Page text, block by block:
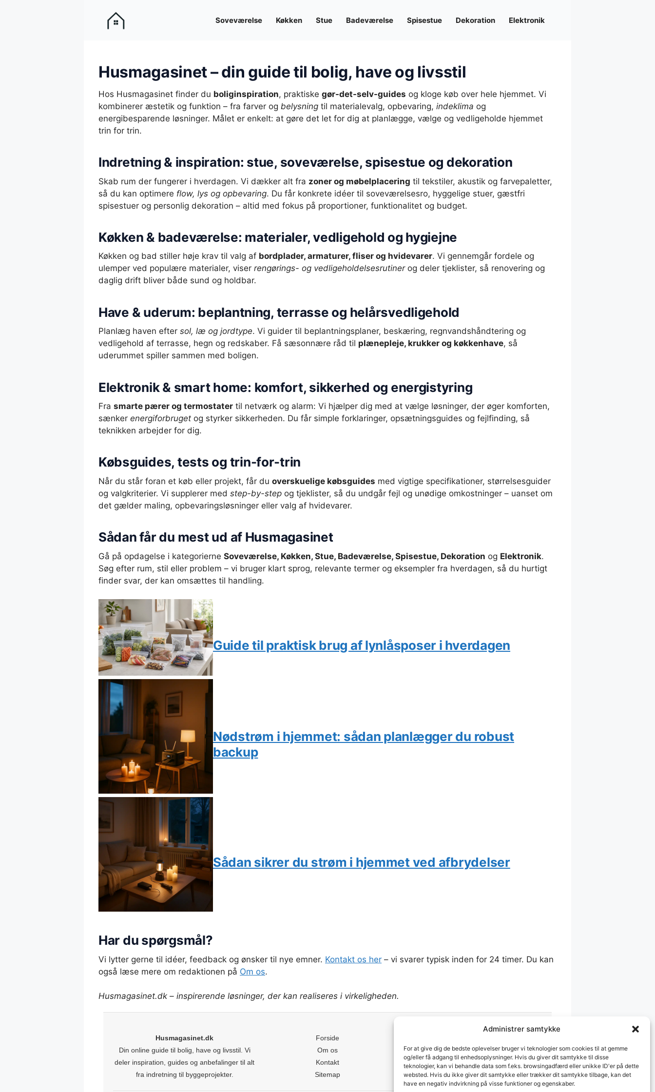
Administrer samtykke
For at give dig de bedste oplevelser bruger vi teknologier som cookies til at gemme
og/eller få adgang til enhedsoplysninger. Hvis du giver dit samtykke til disse
teknologier, kan vi behandle data som f.eks. browsingadfærd eller unikke ID'er på dette
websted. Hvis du ikke giver dit samtykke eller trækker dit samtykke tilbage, kan det
have en negativ indvirkning på visse funktioner og egenskaber.
Soveværelse Køkken Stue Badeværelse Spisestue Dekoration Elektronik
Husmagasinet – din guide til bolig, have og livsstil
Hos Husmagasinet finder du boliginspiration, praktiske gør-det-selv-guides og kloge køb over hele hjemmet. Vi
kombinerer æstetik og funktion – fra farver og belysning til materialevalg, opbevaring, indeklima og
energibesparende løsninger. Målet er enkelt: at gøre det let for dig at planlægge, vælge og vedligeholde hjemmet
trin for trin.
Indretning & inspiration: stue, soveværelse, spisestue og dekoration
Skab rum der fungerer i hverdagen. Vi dækker alt fra zoner og møbelplacering til tekstiler, akustik og farvepaletter,
så du kan optimere flow, lys og opbevaring. Du får konkrete idéer til soveværelsesro, hyggelige stuer, gæstfri
spisestuer og personlig dekoration – altid med fokus på proportioner, funktionalitet og budget.
Køkken & badeværelse: materialer, vedligehold og hygiejne
Køkken og bad stiller høje krav til valg af bordplader, armaturer, fliser og hvidevarer. Vi gennemgår fordele og
ulemper ved populære materialer, viser rengørings- og vedligeholdelsesrutinerog deler tjeklister, så renovering og
daglig drift bliver både sund og holdbar.
Have & uderum: beplantning, terrasse og helårsvedligehold
Planlæg haven efter sol, læ og jordtype. Vi guider til beplantningsplaner, beskæring, regnvandshåndtering og
vedligehold af terrasse, hegn og redskaber. Få sæsonnære råd til plænepleje, krukker og køkkenhave, så
uderummet spiller sammen med boligen.
Elektronik & smart home: komfort, sikkerhed og energistyring
Fra smarte pærer og termostater til netværk og alarm: Vi hjælper dig med at vælge løsninger, der øger komforten,
sænker energiforbruget og styrker sikkerheden. Du får simple forklaringer, opsætningsguides og fejlfinding, så
teknikken arbejder for dig.
Købsguides, tests og trin-for-trin
Når du står foran et køb eller projekt, får du overskuelige købsguides med vigtige specifikationer, størrelsesguider
og valgkriterier. Vi supplerer med step-by-step og tjeklister, så du undgår fejl og unødige omkostninger – uanset om
det gælder maling, opbevaringsløsninger eller valg af hvidevarer.
Sådan får du mest ud af Husmagasinet
Gå på opdagelse i kategorierne Soveværelse, Køkken, Stue, Badeværelse, Spisestue, Dekoration og Elektronik.
Søg efter rum, stil eller problem – vi bruger klart sprog, relevante termer og eksempler fra hverdagen, så du hurtigt
finder svar, der kan omsættes til handling.
Guide til praktisk brug af lynlåsposer i hverdagen
Nødstrøm i hjemmet: sådan planlægger du robust
backup
Sådan sikrer du strøm i hjemmet ved afbrydelser
Har du spørgsmål?
Vi lytter gerne til idéer, feedback og ønsker til nye emner. Kontakt os her – vi svarer typisk inden for 24 timer. Du kan
også læse mere om redaktionen på Om os.
Husmagasinet.dk – inspirerende løsninger, der kan realiseres i virkeligheden.
Husmagasinet.dk
Din online guide til bolig, have og livsstil. Vi
deler inspiration, guides og anbefalinger til alt
fra indretning til byggeprojekter.
Forside
Om os
Kontakt
Sitemap
Vilkår & betingelser